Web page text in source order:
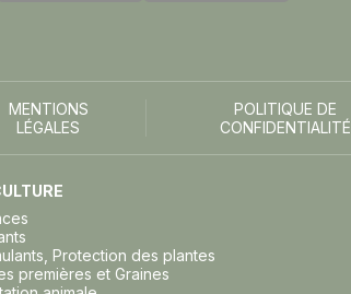
MENTIONS
LÉGALES
POLITIQUE DE
CONFIDENTIALITÉ
Protection des plantes
premières et Graines